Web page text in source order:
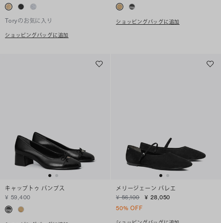
Toryのお気に入り
ショッピングバッグに追加
ショッピングバッグに追加
キャップトゥ パンプス
¥ 59,400
メリージェーン バレエ
¥ 56,100
¥ 28,050
50% OFF